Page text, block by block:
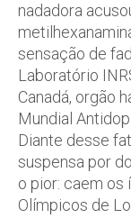
nadadora
sensação de
Laboratório
Canadá, orgão
Mundial
Diante desse
suspensa por
o pior: caem os
Olímpicos de